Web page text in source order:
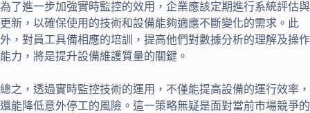
為了進一步加強實時監控的效用，企業應該定期進行系統評估與
更新，以確保使用的技術和設備能夠適應不斷變化的需求。此
外，對員工具備相應的培訓，提高他們對數據分析的理解及操作
能力，將是提升設備維護質量的關鍵。
總之，透過實時監控技術的運用，不僅能提高設備的運行效率，
還能降低意外停工的風險。這一策略無疑是面對當前市場競爭的